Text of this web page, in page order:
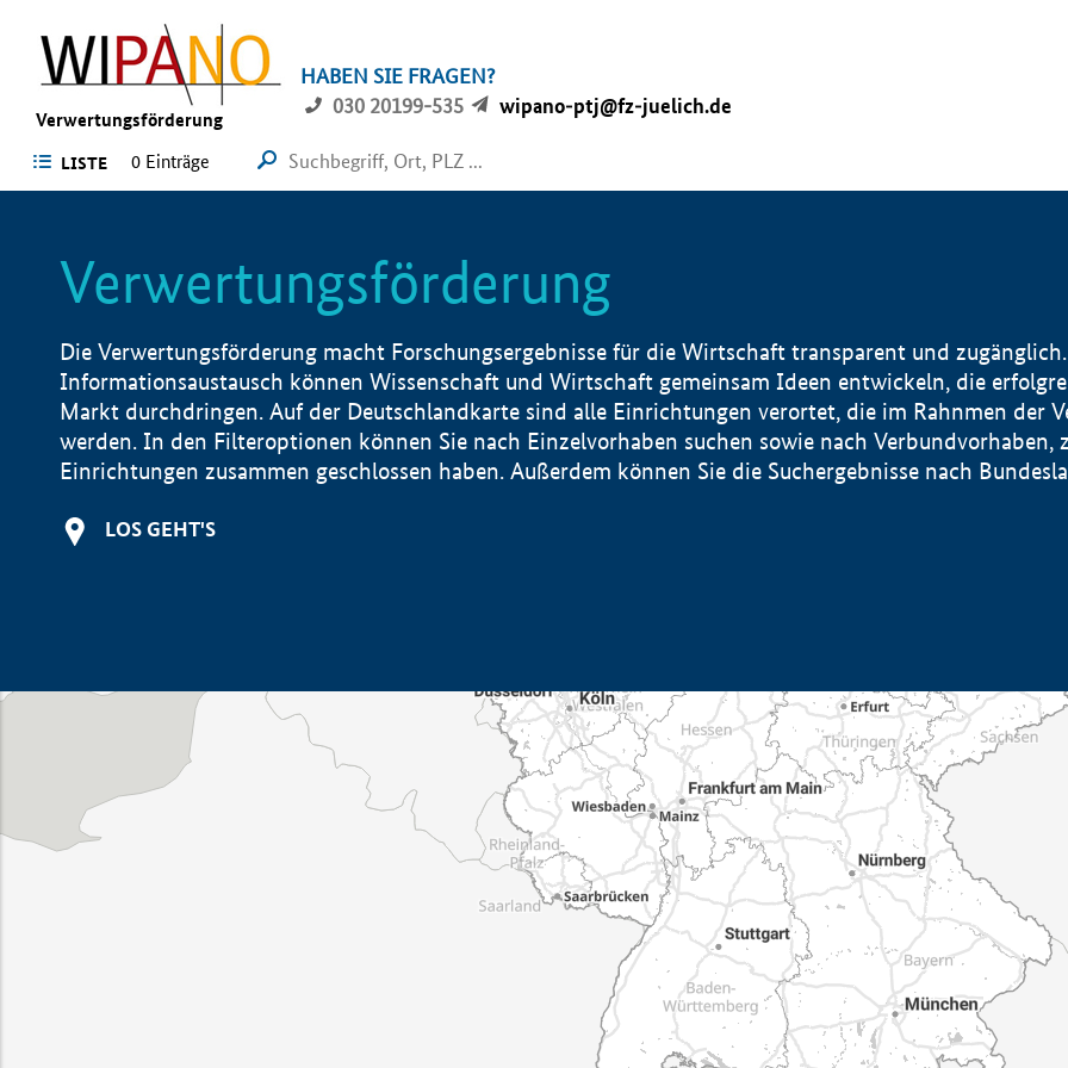
Verwertungsförderung
HABEN SIE FRAGEN?
030 20199-535
wipano-ptj@fz-juelich.de
LISTE 0 Einträge
Verwertungsförderung
Die Verwertungsförderung macht Forschungsergebnisse für die Wirtschaft transparent und
Informationsaustausch können Wissenschaft und Wirtschaft gemeinsam Ideen entwickeln, die
Markt durchdringen. Auf der Deutschlandkarte sind alle Einrichtungen verortet, die im Rahnmen der
werden. In den Filteroptionen können Sie nach Einzelvorhaben suchen sowie nach Verbundvorhaben,
Einrichtungen zusammen geschlossen haben. Außerdem können Sie die Suchergebnisse nach
LOS GEHT'S